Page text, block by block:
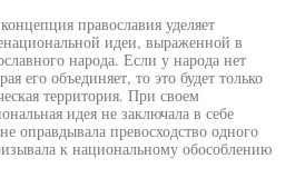
православия уделяет
идеи, выраженной в
народа. Если у народа нет
его объединяет, то это будет только
территория. При своем
идея не заключала в себе
оправдывала превосходство одного
к национальному обособлению